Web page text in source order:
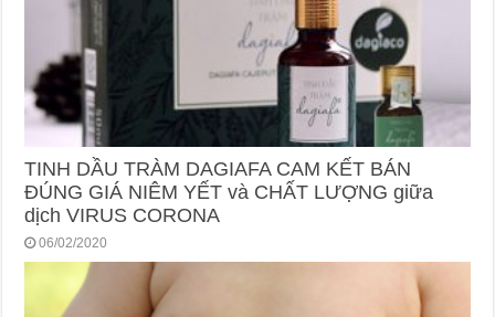
TINH DẦU TRÀM DAGIAFA CAM KẾT BÁN
ĐÚNG GIÁ NIÊM YẾT và CHẤT LƯỢNG giữa
dịch VIRUS CORONA
06/02/2020